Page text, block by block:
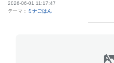
2026-06-01 11:17:47
テーマ： ミナごはん